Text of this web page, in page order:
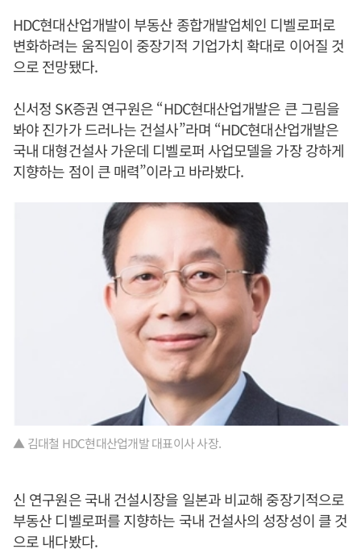
HDC현대산업개발이 부동산 종합개발업체인 디벨로퍼로
변화하려는 움직임이 중장기적 기업가치 확대로 이어질 것
으로 전망됐다.
신서정 SK증권 연구원은 “HDC현대산업개발은 큰 그림을
봐야 진가가 드러나는 건설사”라며 “HDC현대산업개발은
국내 대형건설사 가운데 디벨로퍼 사업모델을 가장 강하게
지향하는 점이 큰 매력”이라고 바라봤다.
▲ 김대철 HDC현대산업개발 대표이사 사장.
신 연구원은 국내 건설시장을 일본과 비교해 중장기적으로
부동산 디벨로퍼를 지향하는 국내 건설사의 성장성이 클 것
으로 내다봤다.